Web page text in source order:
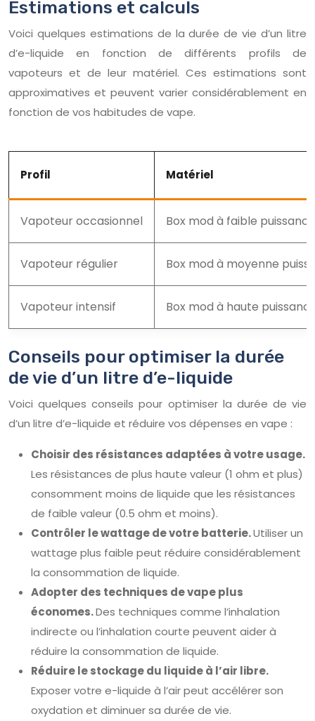
Estimations et calculs
Voici quelques estimations de la durée de vie d’un litre
d’e-liquide en fonction de différents profils de
vapoteurs et de leur matériel. Ces estimations sont
approximatives et peuvent varier considérablement en
fonction de vos habitudes de vape.
Profil Matériel
Vapoteur occasionnel Box mod à faible
Vapoteur régulier Box mod à moyenne
Vapoteur intensif Box mod à haute
Conseils pour optimiser la durée
de vie d’un litre d’e-liquide
Voici quelques conseils pour optimiser la durée de vie
d’un litre d’e-liquide et réduire vos dépenses en vape :
Choisir des résistances adaptées à votre usage.
Les résistances de plus haute valeur (1 ohm et plus)
consomment moins de liquide que les résistances
de faible valeur (0.5 ohm et moins).
Contrôler le wattage de votre batterie.Utiliser un
wattage plus faible peut réduire considérablement
la consommation de liquide.
Adopter des techniques de vape plus
économes.Des techniques comme l’inhalation
indirecte ou l’inhalation courte peuvent aider à
réduire la consommation de liquide.
Réduire le stockage du liquide à l’air libre.
Exposer votre e-liquide à l’air peut accélérer son
oxydation et diminuer sa durée de vie.